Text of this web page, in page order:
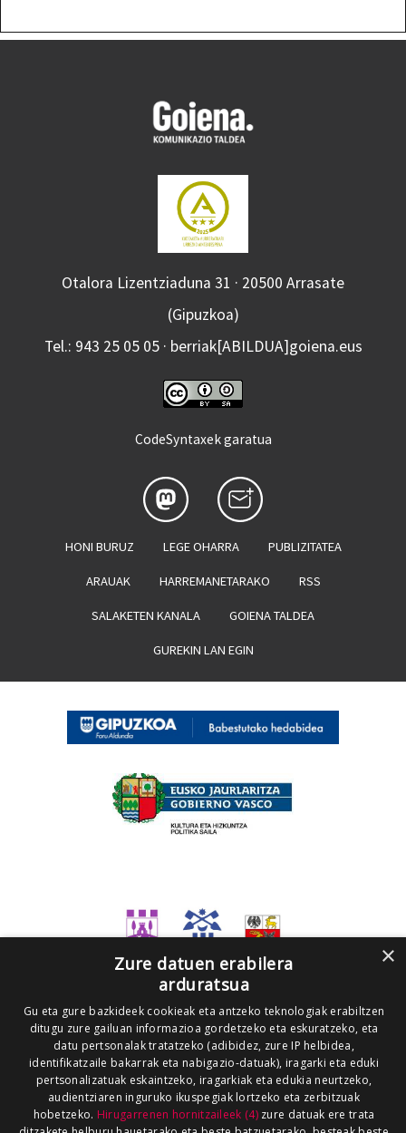
Otalora Lizentziaduna 31 · 20500 Arrasate
(Gipuzkoa)
Tel.: 943 25 05 05 · berriak[ABILDUA]goiena.eus
CodeSyntaxek garatua
HONI BURUZ LEGE OHARRA PUBLIZITATEA
ARAUAK HARREMANETARAKO RSS
SALAKETEN KANALA GOIENA TALDEA
GUREKIN LAN EGIN
×
Zure datuen erabilera
arduratsua
Gu eta gure bazkideek cookieak eta antzeko teknologiak erabiltzen
ditugu zure gailuan informazioa gordetzeko eta eskuratzeko, eta
datu pertsonalak tratatzeko (adibidez, zure IP helbidea,
identifikatzaile bakarrak eta nabigazio-datuak), iragarki eta eduki
pertsonalizatuak eskaintzeko, iragarkiak eta edukia neurtzeko,
audientziaren inguruko ikuspegiak lortzeko eta zerbitzuak
hobetzeko. Hirugarrenen hornitzaileek (4)zure datuak ere trata